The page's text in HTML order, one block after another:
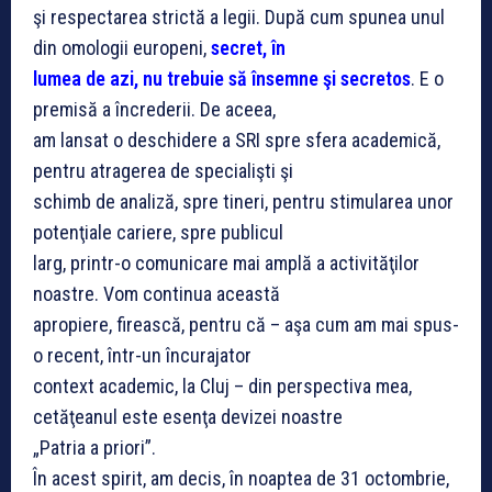
şi respectarea strictă a legii. După cum spunea unul
din omologii europeni,secret, în
lumea de azi, nu trebuie să însemne şi secretos. E o
premisă a încrederii. De aceea,
am lansat o deschidere a SRI spre sfera academică,
pentru atragerea de specialişti şi
schimb de analiză, spre tineri, pentru stimularea unor
potenţiale cariere, spre publicul
larg, printr-o comunicare mai amplă a activităţilor
noastre. Vom continua această
apropiere, firească, pentru că – aşa cum am mai spus-
o recent, într-un încurajator
context academic, la Cluj – din perspectiva mea,
cetăţeanul este esenţa devizei noastre
„Patria a priori”.
În acest spirit, am decis, în noaptea de 31 octombrie,